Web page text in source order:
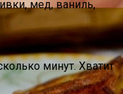
мед, ваниль,
минут. Хватит